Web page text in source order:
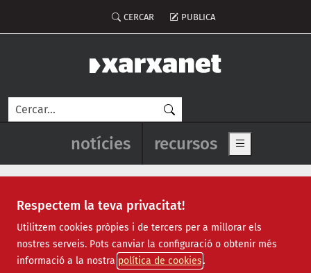
Respectem la teva privacitat!
Utilitzem cookies pròpies i de tercers per a millorar els
nostres serveis. Pots canviar la configuració o obtenir més
informació a la nostra política de cookies
Menú del compte d'usuari
CERCAR PUBLICA
Cerca
Navegació principal de
notícies recursos Show main
Recursos
Tots | Econòmic | Jurídic | Projectes | Tecnològic |
Formació | Finançament | Biblioteca |